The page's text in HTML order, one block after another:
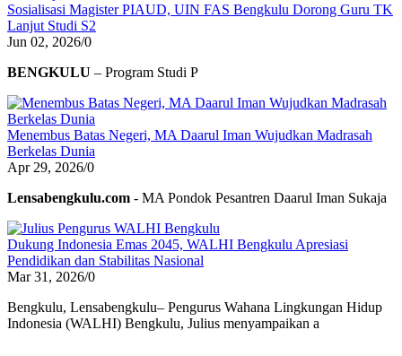
Sosialisasi Magister PIAUD, UIN FAS Bengkulu Dorong Guru TK
Lanjut Studi S2
Jun 02, 2026/0
BENGKULU – Program Studi P
Menembus Batas Negeri, MA Daarul Iman Wujudkan Madrasah
Berkelas Dunia
Apr 29, 2026/0
Lensabengkulu.com - MA Pondok Pesantren Daarul Iman Sukaja
Dukung Indonesia Emas 2045, WALHI Bengkulu Apresiasi
Pendidikan dan Stabilitas Nasional
Mar 31, 2026/0
Bengkulu, Lensabengkulu– Pengurus Wahana Lingkungan Hidup
Indonesia (WALHI) Bengkulu, Julius menyampaikan a